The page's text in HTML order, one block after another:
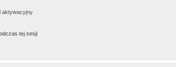
aktywacyjny
tej sesji